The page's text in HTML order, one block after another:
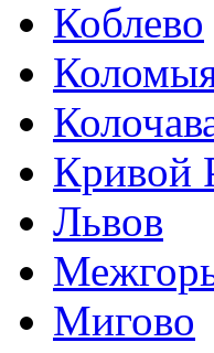
Коблево
Кривой
Львов
Мигово